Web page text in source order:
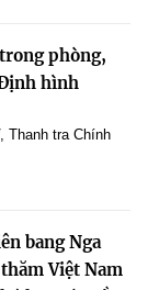
phòng,
hình
Thanh tra Chính
bang Nga
Việt Nam